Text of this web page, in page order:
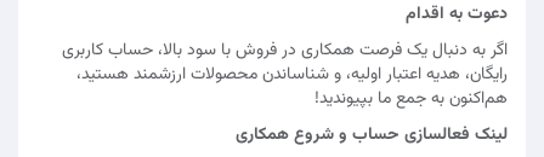
دعوت به اقدام
اگر به دنبال یک فرصت همکاری در فروش با سود بالا، حساب کاربری
رایگان، هدیه اعتبار اولیه، و شناساندن محصولات ارزشمند هستید،
هم‌اکنون به جمع ما بپیوندید!
لینک فعالسازی حساب و شروع همکاری